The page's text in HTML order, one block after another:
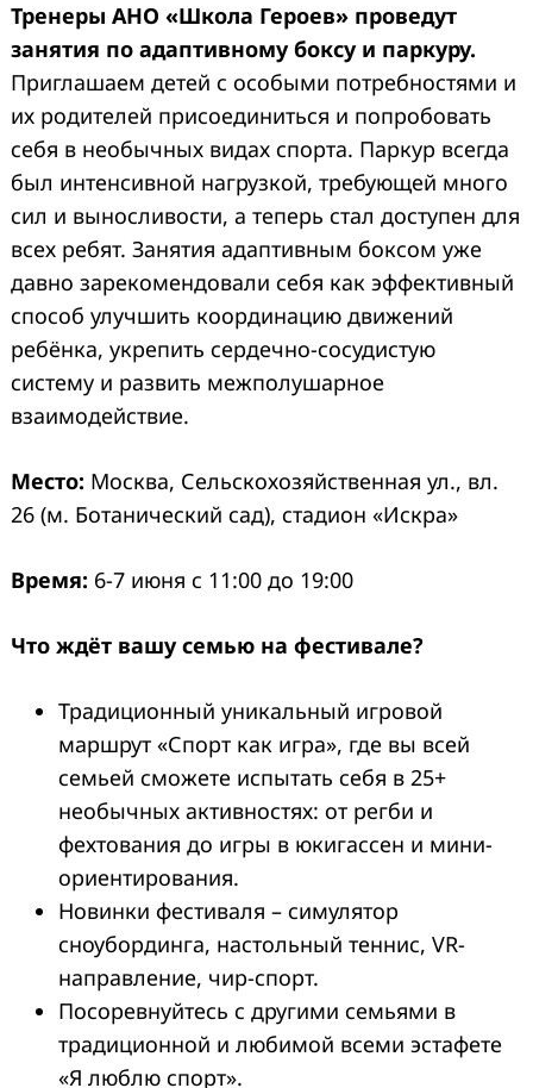
Тренеры АНО «Школа Героев» проведут
занятия по адаптивному боксу и паркуру.
Приглашаем детей с особыми потребностями и
их родителей присоединиться и попробовать
себя в необычных видах спорта. Паркур всегда
был интенсивной нагрузкой, требующей много
сил и выносливости, а теперь стал доступен для
всех ребят. Занятия адаптивным боксом уже
давно зарекомендовали себя как эффективный
способ улучшить координацию движений
ребёнка, укрепить сердечно-сосудистую
систему и развить межполушарное
взаимодействие.
Место: Москва, Сельскохозяйственная ул., вл.
26 (м. Ботанический сад), стадион «Искра»
Время: 6-7 июня с 11:00 до 19:00
Что ждёт вашу семью на фестивале?
Традиционный уникальный игровой
маршрут «Спорт как игра», где вы всей
семьей сможете испытать себя в 25+
необычных активностях: от регби и
фехтования до игры в юкигассен и мини-
ориентирования.
Новинки фестиваля – симулятор
сноубординга, настольный теннис, VR-
направление, чир-спорт.
Посоревнуйтесь с другими семьями в
традиционной и любимой всеми эстафете
«Я люблю спорт».